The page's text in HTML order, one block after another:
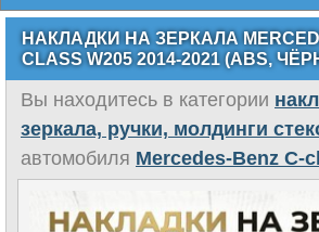
НАКЛАДКИ НА ЗЕРКАЛА
CLASS W205 2014-2021 (ABS,
Вы находитесь в категории
зеркала, ручки, молдинги
автомобиля Mercedes-Benz C-